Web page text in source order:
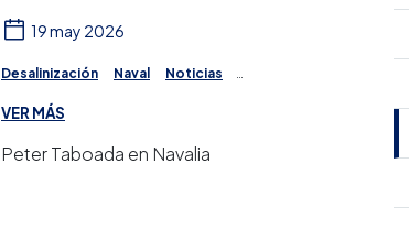
19 may 2026
Desalinización Naval
Noticias
Ósmosis Inversa
VER MÁS
Peter Taboada en Navalia